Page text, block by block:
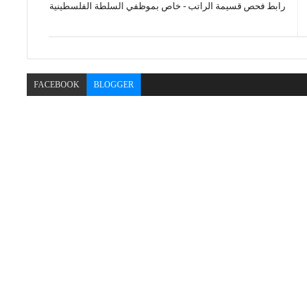
رابط فحص قسيمة الراتب - خاص بموظفي السلطة الفلسطينية
BLOGGER
FACEBOOK